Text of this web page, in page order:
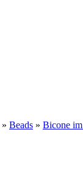
» Beads » Bicone